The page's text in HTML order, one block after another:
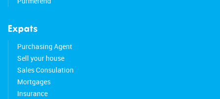
• Ground floor with underfloor heating
• Lot size: 286 m²
• Shopping center within walking distance
• Many amenities nearby
• Easy access to major roads
• Full ownership
Expats
Purchasing Agent
Sell your house
Sales Consulation
Mortgages
Insurance